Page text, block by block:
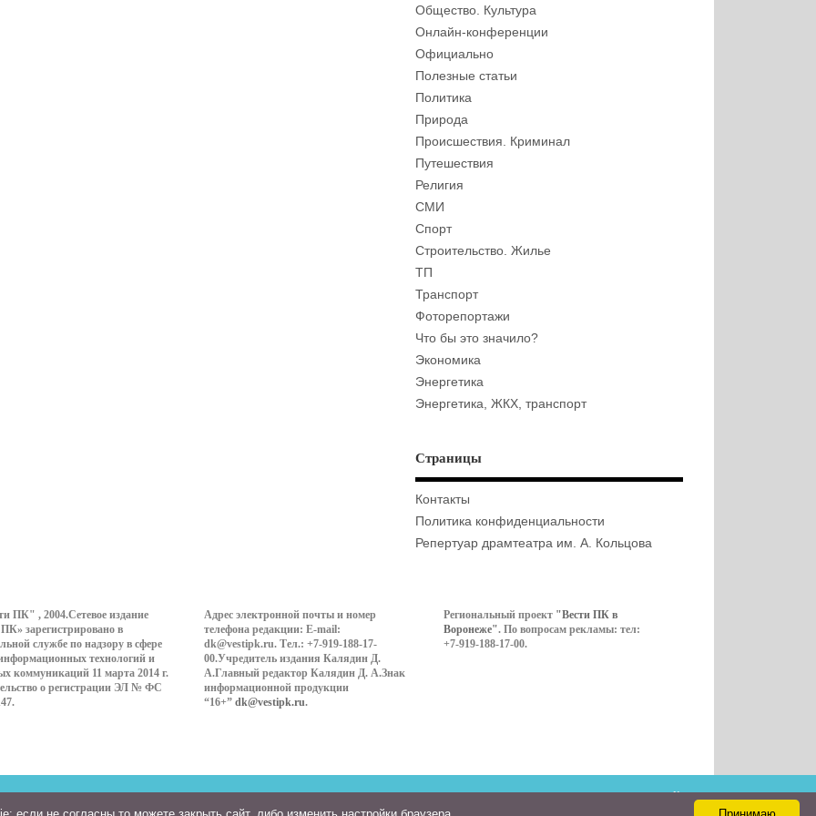
Общество. Культура
Онлайн-конференции
Официально
Полезные статьи
Политика
Природа
Происшествия. Криминал
Путешествия
Религия
СМИ
Спорт
Строительство. Жилье
ТП
Транспорт
Фоторепортажи
Что бы это значило?
Экономика
Энергетика
Энергетика, ЖКХ, транспорт
Страницы
Контакты
Политика конфиденциальности
Репертуар драмтеатра им. А. Кольцова
ПК" , 2004.Сетевое издание
зарегистрировано в
службе по надзору в сфере
технологий и
коммуникаций 11 марта 2014 г.
о регистрации ЭЛ № ФС
Адрес электронной почты и номер
телефона редакции: E-mail:
dk@vestipk.ru. Тел.: +7-919-188-17-
00.Учредитель издания Калядин Д.
А.Главный редактор Калядин Д. А.Знак
информационной продукции
“16+” dk@vestipk.ru.
Региональный проект "Вести ПК в
Воронеже". По вопросам рекламы: тел:
+7-919-188-17-00.
Контакты